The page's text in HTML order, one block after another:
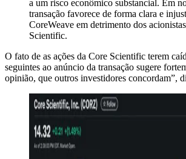
a um risco econômico substancial. Em
transação favorece de forma clara e
CoreWeave em detrimento dos
Scientific.
O fato de as ações da Core Scientific terem
seguintes ao anúncio da transação sugere
opinião, que outros investidores concordam”,